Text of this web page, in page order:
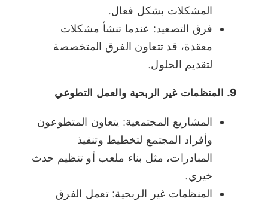
المشكلات بشكل فعال.
فرق التصعيد: عندما تنشأ مشكلات
معقدة، قد تتعاون الفرق المتخصصة
لتقديم الحلول.
9. المنظمات غير الربحية والعمل التطوعي
المشاريع المجتمعية: يتعاون المتطوعون
وأفراد المجتمع لتخطيط وتنفيذ
المبادرات، مثل بناء ملعب أو تنظيم حدث
خيري.
المنظمات غير الربحية: تعمل الفرق